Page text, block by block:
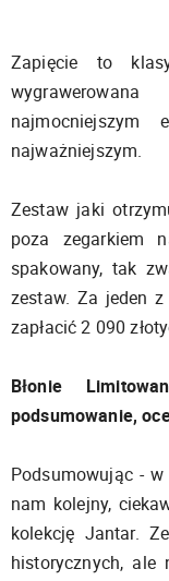
Zapięcie to
najważniejszym.
Zestaw jaki
poza zegarkiem
spakowany, tak
zestaw. Za jeden
zapłacić 2 090
Błonie
podsumowanie,
Podsumowując -
nam kolejny,
kolekcję Jantar.
historycznych,